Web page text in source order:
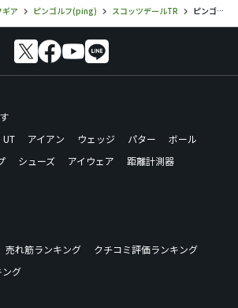
ア ピンゴルフ(ping) スコッツデールTR ピンゴルフ／スコッツデールTR／スコッツデールTR ANSER2の口コミ評価
UT アイアン ウェッジ パター
ボール
シューズ アイウェア
距離計測器
売れ筋ランキング
クチコミ評価ランキング
ング